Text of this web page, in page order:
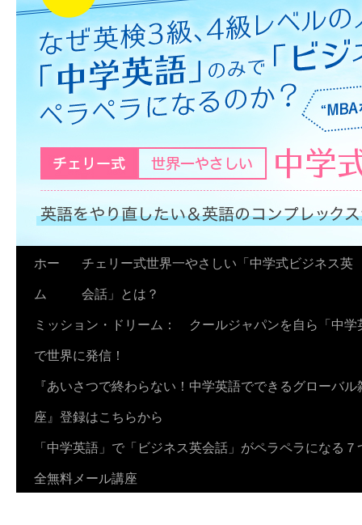
キ
ホー
ム
チェリー式世界一やさしい「中学式ビジネス英
会話」とは？
ミッション・ドリーム： クールジャパンを自ら「中学
で世界に発信！
『あいさつで終わらない！中学英語でできるグローバ
座』登録はこちらから
「中学英語」で「ビジネス英会話」がペラペラになる
全無料メール講座